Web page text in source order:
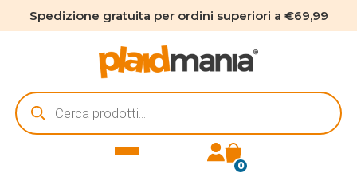
Spedizione gratuita per ordini superiori a €69,99
Ricerca
prodotti
0